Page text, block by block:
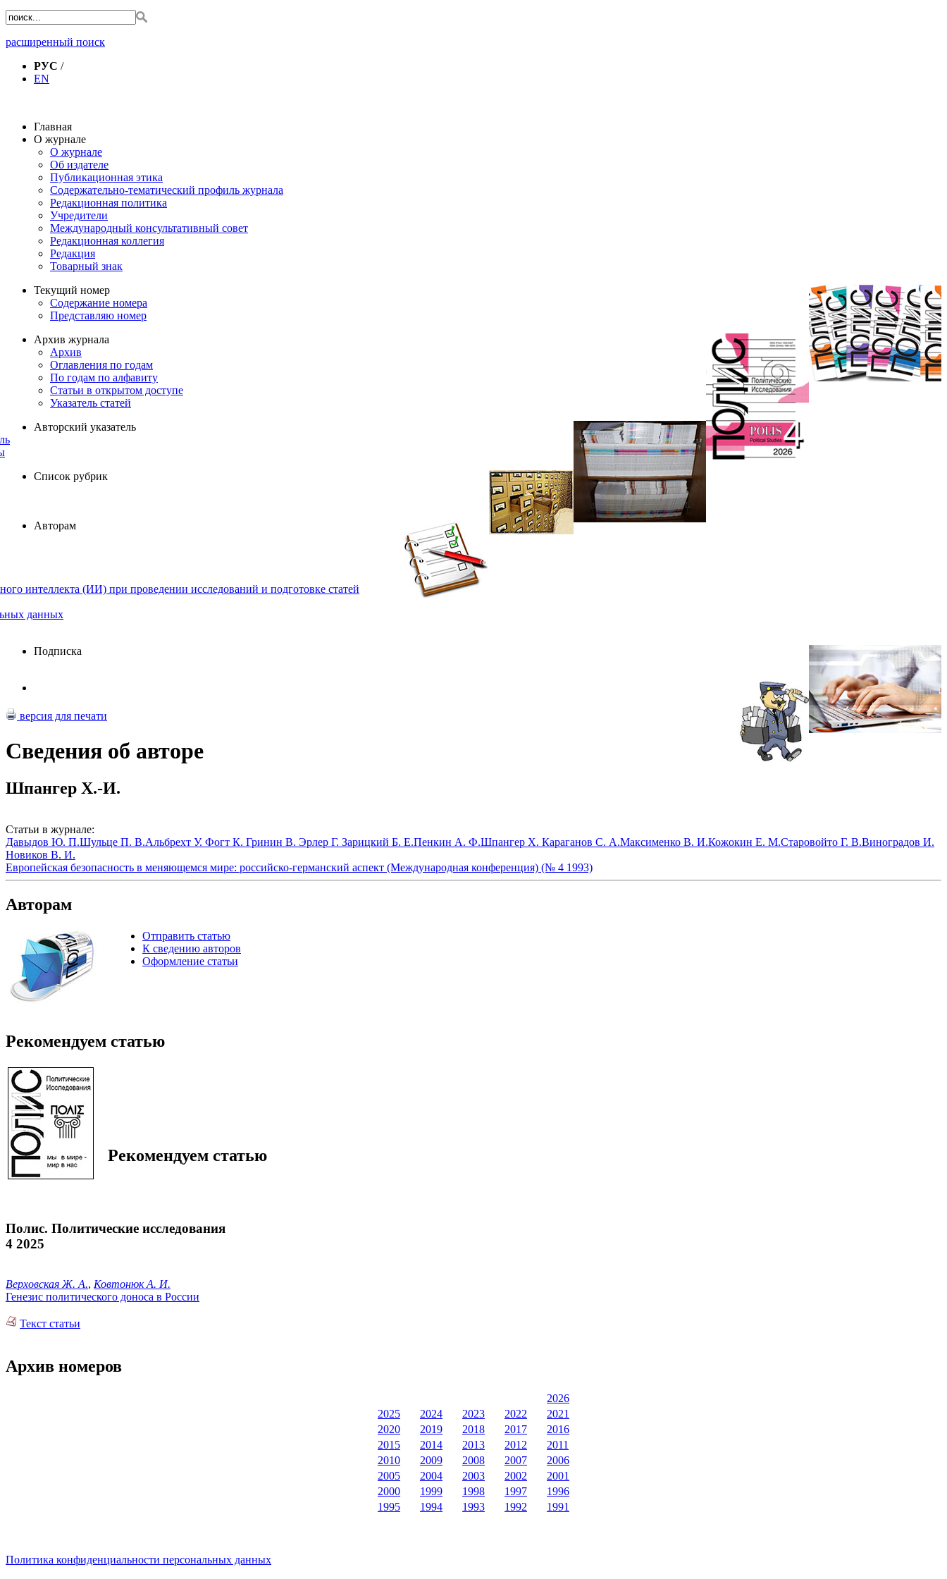
расширенный поиск
РУС /
EN
Главная
О журнале
О журнале
Об издателе
Публикационная этика
Содержательно-тематический профиль журнала
Редакционная политика
Учредители
Международный консультативный совет
Редакционная коллегия
Редакция
Товарный знак
Текущий номер
Содержание номера
Представляю номер
Архив журнала
Архив
Оглавления по годам
По годам по алфавиту
Статьи в открытом доступе
Указатель статей
Авторский указатель
Список рубрик
Авторам
интеллекта (ИИ) при проведении исследований и подготовке статей
данных
Подписка
версия для печати
Сведения об авторе
Шпангер Х.-И.
Статьи в журнале:
Давыдов Ю. П.Шульце П. В.Альбрехт У. Фогт К. Гринин В. Эрлер Г. Зарицкий Б. Е.Пенкин А. Ф.Шпангер Х. Караганов С. А.Максименко В. И.Кожокин Е. М.Старовойто Г. В.Виноградов И.
Новиков В. И.
Европейская безопасность в меняющемся мире: российско-германский аспект (Международная конференция) (№ 4 1993)
Авторам
Отправить статью
К сведению авторов
Оформление статьи
Рекомендуем статью
Рекомендуем статью
Полис. Политические исследования
4 2025
Верховская Ж. А., Ковтонюк А. И.
Генезис политического доноса в России
Текст статьи
Архив номеров
2026
2025
2024 2023 2022
2021
2020
2019 2018 2017
2016
2015
2014 2013 2012
2011
2010
2009 2008 2007
2006
2005
2004 2003 2002
2001
2000
1999 1998 1997
1996
1995
1994 1993 1992 1991
Политика конфиденциальности персональных данных